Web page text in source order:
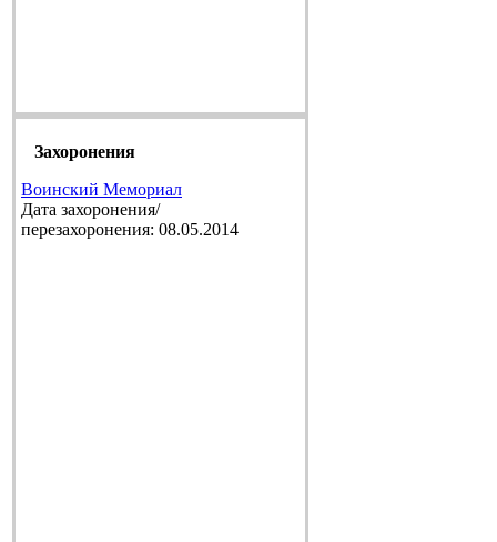
Захоронения
Воинский Мемориал
Дата захоронения/
перезахоронения: 08.05.2014